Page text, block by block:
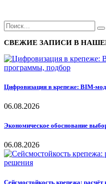
СВЕЖИЕ ЗАПИСИ В
Цифровизация в крепеже: BIM-
06.08.2026
Экономическое обоснование
06.08.2026
Сейсмостойкость крепежа: